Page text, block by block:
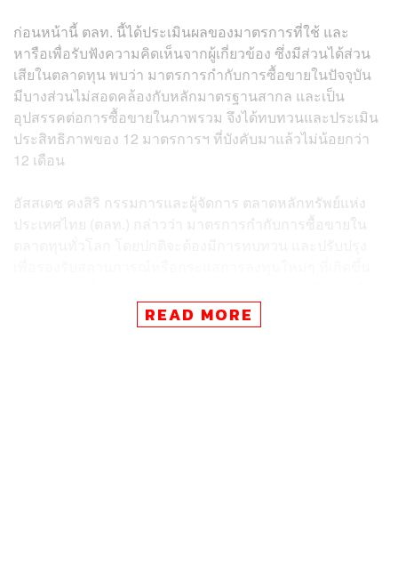
ก่อนหน้านี้ ตลท. นี้ได้ประเมินผลของมาตรการที่ใช้ และ
หารือเพื่อรับฟังความคิดเห็นจากผู้เกี่ยวข้อง ซึ่งมีส่วนได้ส่วน
เสียในตลาดทุน พบว่า มาตรการกำกับการซื้อขายในปัจจุบัน
มีบางส่วนไม่สอดคล้องกับหลักมาตรฐานสากล และเป็น
อุปสรรคต่อการซื้อขายในภาพรวม จึงได้ทบทวนและประเมิน
ประสิทธิภาพของ 12 มาตรการฯ ที่บังคับมาแล้วไม่น้อยกว่า
12 เดือน
อัสสเดช คงสิริ กรรมการและผู้จัดการ ตลาดหลักทรัพย์แห่ง
ประเทศไทย (ตลท.) กล่าวว่า มาตรการกำกับการซื้อขายใน
READ MORE